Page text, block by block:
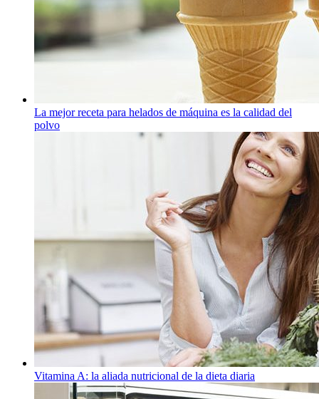
La mejor receta para helados de máquina es la calidad del
polvo
Vitamina A: la aliada nutricional de la dieta diaria